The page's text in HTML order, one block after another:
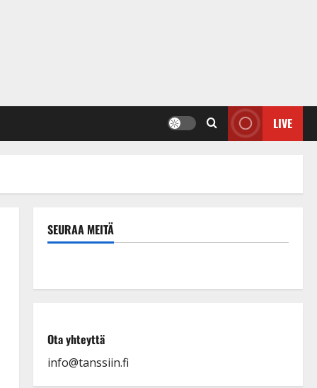
LIVE
SEURAA MEITÄ
Ota yhteyttä
info@tanssiin.fi